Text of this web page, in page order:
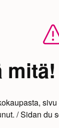
/ Sidan du